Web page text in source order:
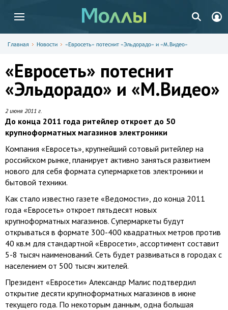
Главная Новости «Евросеть» потеснит «Эльдорадо» и «М.Видео»
«Евросеть» потеснит
«Эльдорадо» и «М.Видео»
2 июня 2011 г.
До конца 2011 года ритейлер откроет до 50
крупноформатных магазинов электроники
Компания «Евросеть», крупнейший сотовый ритейлер на
российском рынке, планирует активно заняться развитием
нового для себя формата супермаркетов электроники и
бытовой техники.
Как стало известно газете «Ведомости», до конца 2011
года «Евросеть» откроет пятьдесят новых
крупноформатных магазинов. Супермаркеты будут
открываться в формате 300-400 квадратных метров против
40 кв.м для стандартной «Евросети», ассортимент составит
5-8 тысяч наименований. Сеть будет развиваться в городах с
населением от 500 тыcяч жителей.
Президент «Евросети» Александр Малис подтвердил
открытие десяти крупноформатных магазинов в июне
текущего года. По некоторым данным, одна большая